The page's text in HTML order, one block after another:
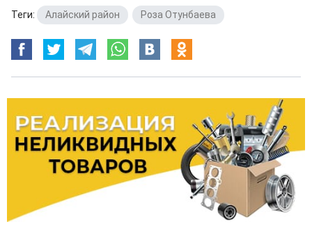
Теги: Алайский район Роза Отунбаева